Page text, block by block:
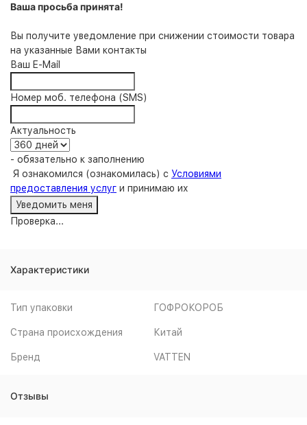
Ваша просьба принята!
Вы получите уведомление при снижении стоимости товара
на указанные Вами контакты
Ваш E-Mail
Номер моб. телефона (SMS)
Актуальность
- обязательно к заполнению
Я ознакомился (ознакомилась) с Условиями
предоставления услуг и принимаю их
Проверка...
Характеристики
Тип упаковки ГОФРОКОРОБ
Страна происхождения Китай
Бренд VATTEN
Отзывы